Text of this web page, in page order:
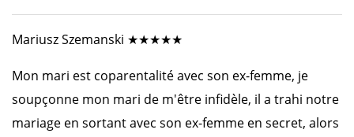
Mariusz Szemanski ★★★★★
Mon mari est coparentalité avec son ex-femme, je
soupçonne mon mari de m'être infidèle, il a trahi notre
mariage en sortant avec son ex-femme en secret, alors